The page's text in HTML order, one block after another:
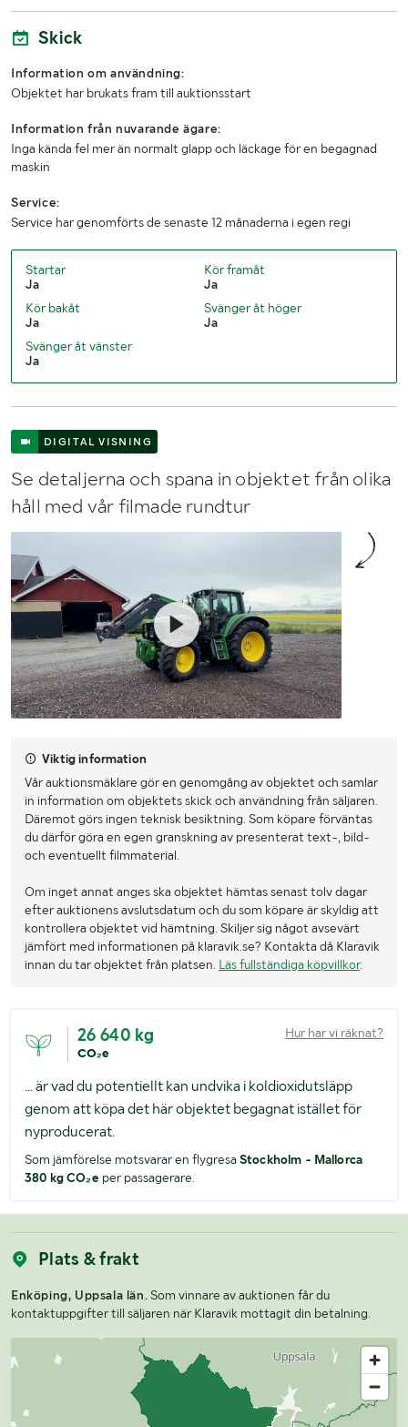
Skick
Information om användning:
Objektet har brukats fram till auktionsstart
Information från nuvarande ägare:
Inga kända fel mer än normalt glapp och läckage för en begagnad
maskin
Service:
Service har genomförts de senaste 12 månaderna i egen regi
Startar
Ja
Kör framåt
Ja
Kör bakåt
Ja
Svänger åt höger
Ja
Svänger åt vänster
Ja
DIGITAL VISNING
Se detaljerna och spana in objektet från olika
håll med vår filmade rundtur
Viktig information
Vår auktionsmäklare gör en genomgång av objektet och samlar
in information om objektets skick och användning från säljaren.
Däremot görs ingen teknisk besiktning. Som köpare förväntas
du därför göra en egen granskning av presenterat text-, bild-
och eventuellt filmmaterial.
Om inget annat anges ska objektet hämtas senast tolv dagar
efter auktionens avslutsdatum och du som köpare är skyldig att
kontrollera objektet vid hämtning. Skiljer sig något avsevärt
jämfört med informationen på klaravik.se? Kontakta då Klaravik
innan du tar objektet från platsen. Läs fullständiga köpvillkor.
26 640 kg
CO₂e
Hur har vi räknat?
... är vad du potentiellt kan undvika i koldioxidutsläpp
genom att köpa det här objektet begagnat istället för
nyproducerat.
Som jämförelse motsvarar en flygresa Stockholm - Mallorca
380 kg CO₂eper passagerare.
Plats & frakt
Enköping, Uppsala län. Som vinnare av auktionen får du
kontaktuppgifter till säljaren när Klaravik mottagit din betalning.